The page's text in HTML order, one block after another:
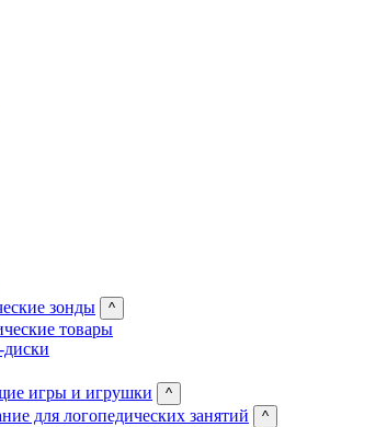
зонды
^
товары
игры и игрушки ^
для логопедических занятий ^